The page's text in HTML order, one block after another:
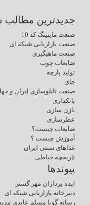
جدیدترین مطالب
صنعت ماینینگ کد 10
صنعت بازاریابی شبکه ای
صنعت ماهیگیری
ضایعات چوب
تولید پارچه
چای
صنعت تابلوسازی ایران و
بانکداری
بازی سازی
عطرسازی
ضایعات چیست؟
آموزش چیست ؟
غذاهای سنتی ایران
تاریخچه خیاطی
پیوندها
ایده پردازان مهر گستر
دبیرخانه بازاریابی شبکه ای
رسانه گویا مسلم عابدی